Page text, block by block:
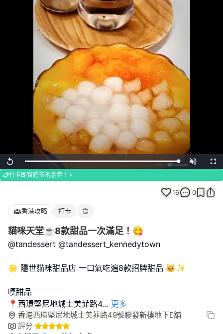
Replay Loaded:
100.00%
Unmute
打卡即賞超市現金券！
16 0
香港攻略 打卡 食
貓咪天堂☕️8款甜品一次滿足！😋
@tandessert @tandessert_kennedytown
🌟 隱世貓咪甜品店 一口氣吃遍8款招牌甜品 🐱✨
嘆甜品
📍西環堅尼地城士美菲路4... 更多
香港西環堅尼地城士美菲路49號聯發新樓地下E舖
評分